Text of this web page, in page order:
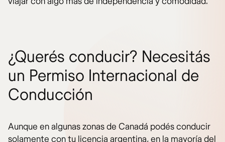
¿Querés conducir? Necesitás
un Permiso Internacional de
Conducción
Aunque en algunas zonas de Canadá podés conducir
solamente con tu licencia argentina, en la mayoría del